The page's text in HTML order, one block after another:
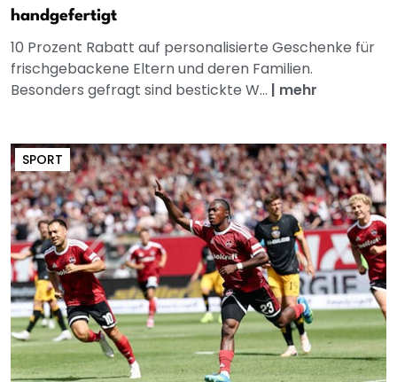
handgefertigt
10 Prozent Rabatt auf personalisierte Geschenke für
frischgebackene Eltern und deren Familien.
Besonders gefragt sind bestickte W... | mehr
SPORT